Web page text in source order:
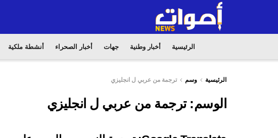
الرئيسية أخبار وطنية جهات أخبار الصحراء أنشطة ملكية
الرئيسية وسم ترجمة من عربي ل انجليزي
الوسم:ترجمة من عربي ل انجليزي